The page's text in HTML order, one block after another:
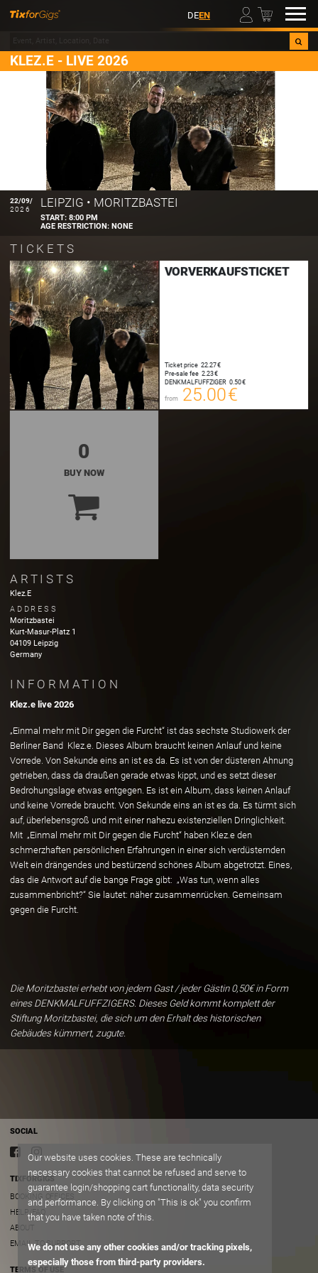
DEEN 00
KLEZ.E - LIVE 2026
22/09/
2026
LEIPZIG • MORITZBASTEI
START:8:00 PM
AGE RESTRICTION:NONE
TICKETS
VORVERKAUFSTICKET
Ticket price 22.27 €
Pre-sale fee 2.23 €
DENKMALFUFFZIGER 0.50 €
from 25.00 €
00
0
BUY NOW
ARTISTS
Klez.E
ADDRESS
Moritzbastei
Kurt-Masur-Platz 1
04109 Leipzig
Germany
INFORMATION
Klez.e live 2026
„Einmal mehr mit Dir gegen die Furcht“ ist das sechste Studiowerk der
Berliner Band Klez.e. Dieses Album braucht keinen Anlauf und keine
Vorrede. Von Sekunde eins an ist es da. Es ist von der düsteren Ahnung
getrieben, dass da draußen gerade etwas kippt, und es setzt dieser
Bedrohungslage etwas entgegen. Es ist ein Album, dass keinen Anlauf
und keine Vorrede braucht. Von Sekunde eins an ist es da. Es türmt sich
auf, überlebensgroß und mit einer nahezu existenziellen Dringlichkeit.
Mit „Einmal mehr mit Dir gegen die Furcht“ haben Klez.e den
schmerzhaften persönlichen Erfahrungen in einer sich verdüsternden
Welt ein drängendes und bestürzend schönes Album abgetrotzt. Eines,
das die Antwort auf die bange Frage gibt: „Was tun, wenn alles
zusammenbricht?“ Sie lautet: näher zusammenrücken. Gemeinsam
gegen die Furcht.
Die Moritzbastei erhebt von jedem Gast / jeder Gästin 0,50€ in Form
eines DENKMALFUFFZIGERS. Dieses Geld kommt komplett der
Stiftung Moritzbastei, die sich um den Erhalt des historischen
Gebäudes kümmert, zugute.
SOCIAL
TIXFORGIGS
BOOKING OFFICES
HELP/FAQ
ABOUT
EMAIL TO SUPPORT
TERMS OF USE
Our website uses cookies. These are technically
necessary cookies that cannot be refused and serve to
guarantee login/shopping cart functionality, data security
and performance. By clicking on "This is ok" you confirm
that you have taken note of this.
We do not use any other cookies and/or tracking pixels,
especially those from third-party providers.